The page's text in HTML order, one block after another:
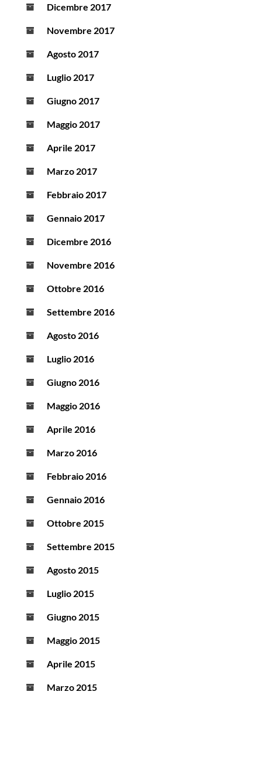
Dicembre 2017
Novembre 2017
Agosto 2017
Luglio 2017
Giugno 2017
Maggio 2017
Aprile 2017
Marzo 2017
Febbraio 2017
Gennaio 2017
Dicembre 2016
Novembre 2016
Ottobre 2016
Settembre 2016
Agosto 2016
Luglio 2016
Giugno 2016
Maggio 2016
Aprile 2016
Marzo 2016
Febbraio 2016
Gennaio 2016
Ottobre 2015
Settembre 2015
Agosto 2015
Luglio 2015
Giugno 2015
Maggio 2015
Aprile 2015
Marzo 2015